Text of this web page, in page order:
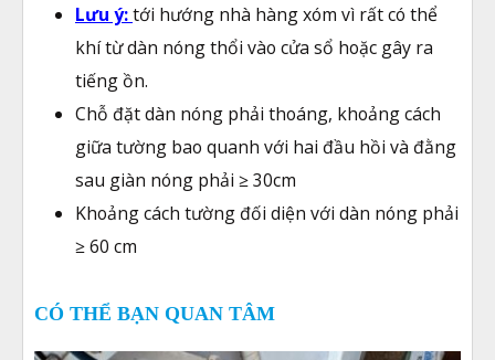
Lưu ý:tới hướng nhà hàng xóm vì rất có thể
khí từ dàn nóng thổi vào cửa sổ hoặc gây ra
tiếng ồn.
Chỗ đặt dàn nóng phải thoáng, khoảng cách
giữa tường bao quanh với hai đầu hồi và đằng
sau giàn nóng phải ≥ 30cm
Khoảng cách tường đối diện với dàn nóng phải
≥ 60 cm
CÓ THỂ BẠN QUAN TÂM